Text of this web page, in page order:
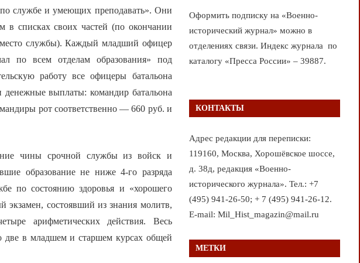
службе и умеющих преподавать». Они
в списках своих частей (по окончании
место службы). Каждый младший офицер
по всем отделам образования» под
работу все офицеры батальона
выплаты: командир батальона
рот соответственно — 660 руб. и
чины срочной службы из войск и
образование не ниже 4-го разряда
по состоянию здоровья и «хорошего
экзамен, состоявший из знания молитв,
арифметических действия. Весь
две в младшем и старшем курсах общей
Оформить подписку на «Военно-
исторический журнал» можно в
отделениях связи. Индекс журнала по
каталогу «Пресса России» – 39887.
КОНТАКТЫ
Адрес редакции для переписки:
119160, Москва, Хорошёвское шоссе,
д. 38д, редакция «Военно-
исторического журнала». Тел.: +7
(495) 941-26-50; + 7 (495) 941-26-12.
E-mail: Mil_Hist_magazin@mail.ru
МЕТКИ